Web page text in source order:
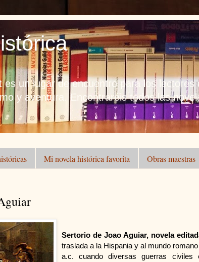
es un lugar de encuentro para los
y aventura. Encontraréis todos las
Mi novela histórica favorita Obras maestras
Sertorio de Joao Aguiar, novela
traslada a la Hispania y al mundo
a.c. cuando diversas guerras civiles